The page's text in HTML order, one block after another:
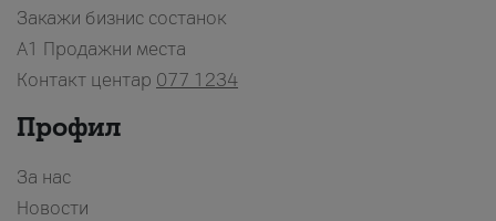
Закажи бизнис состанок
A1 Продажни места
Контакт центар 077 1234
Профил
За нас
Новости